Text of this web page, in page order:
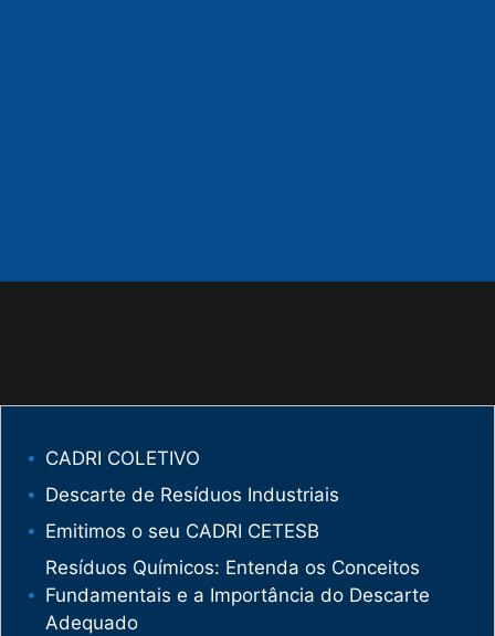
CADRI COLETIVO
Descarte de Resíduos Industriais
Emitimos o seu CADRI CETESB
Resíduos Químicos: Entenda os Conceitos
Fundamentais e a Importância do Descarte
Adequado